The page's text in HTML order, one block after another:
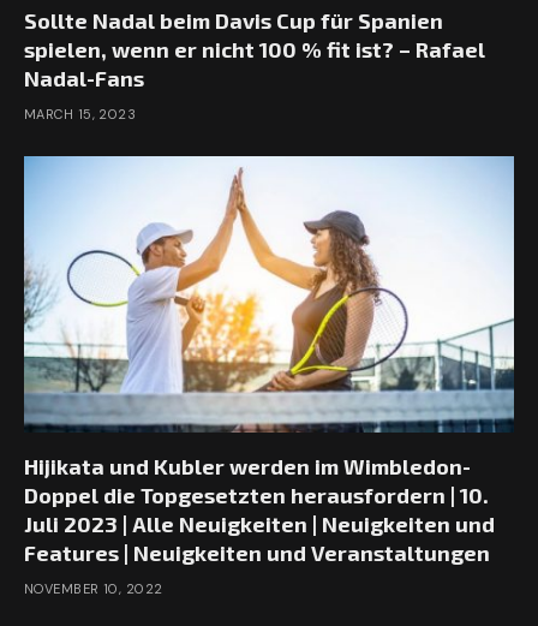
Sollte Nadal beim Davis Cup für Spanien
spielen, wenn er nicht 100 % fit ist? – Rafael
Nadal-Fans
MARCH 15, 2023
Hijikata und Kubler werden im Wimbledon-
Doppel die Topgesetzten herausfordern | 10.
Juli 2023 | Alle Neuigkeiten | Neuigkeiten und
Features | Neuigkeiten und Veranstaltungen
NOVEMBER 10, 2022